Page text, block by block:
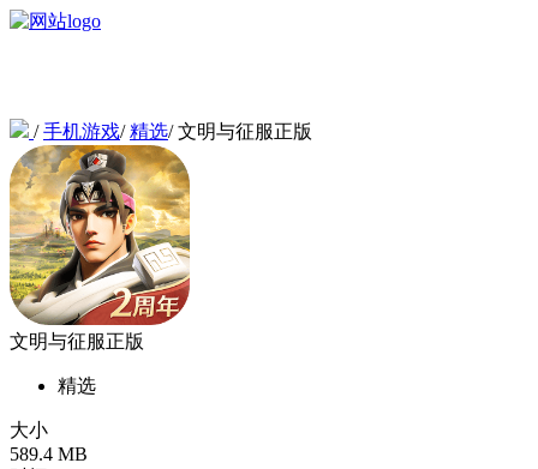
/手机游戏/精选/文明与征服正版
文明与征服正版
精选
大小
589.4 MB